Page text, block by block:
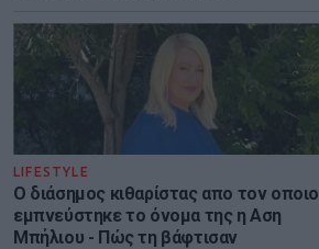
LIFESTYLE
Ο διάσημος κιθαρίστας απο τον οποιο
εμπνεύστηκε το όνομα της η Αση
Μπήλιου - Πώς τη βάφτισαν